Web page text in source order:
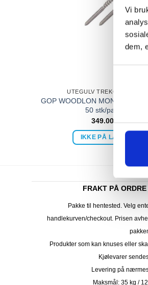
Vi
dem,
UTEGULV TREKOMPOSITT
GOP WOODLON
50 stk/pakke
349.00kr
IKKE PÅ LAGER
FRAKT PÅ
Pakke til hentested. Velg
handlekurven/checkout. Prisen
Produkter som kan knuses eller
Kjølevarer
Levering på
Maksmål: 35 kg /